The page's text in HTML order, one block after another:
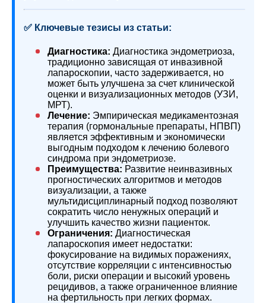
✅ Ключевые тезисы из статьи:
Диагностика: Диагностика эндометриоза,
традиционно зависящая от инвазивной
лапароскопии, часто задерживается, но
может быть улучшена за счет клинической
оценки и визуализационных методов (УЗИ,
МРТ).
Лечение: Эмпирическая медикаментозная
терапия (гормональные препараты, НПВП)
является эффективным и экономически
выгодным подходом к лечению болевого
синдрома при эндометриозе.
Преимущества: Развитие неинвазивных
прогностических алгоритмов и методов
визуализации, а также
мультидисциплинарный подход позволяют
сократить число ненужных операций и
улучшить качество жизни пациенток.
Ограничения: Диагностическая
лапароскопия имеет недостатки:
фокусирование на видимых поражениях,
отсутствие корреляции с интенсивностью
боли, риски операции и высокий уровень
рецидивов, а также ограниченное влияние
на фертильность при легких формах.